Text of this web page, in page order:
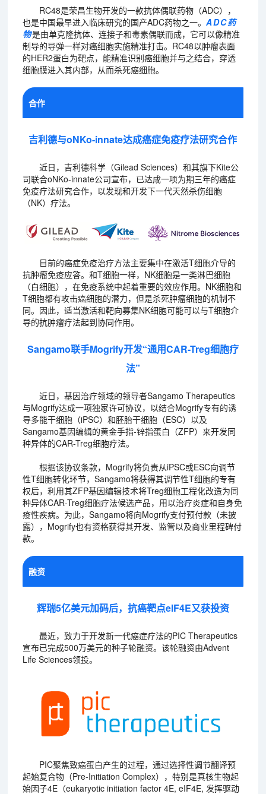
RC48是荣昌生物开发的一款抗体偶联药物（ADC），
也是中国最早进入临床研究的国产ADC药物之一。ADC药
物是由单克隆抗体、连接子和毒素偶联而成，它可以像精准
制导的导弹一样对癌细胞实施精准打击。RC48以肿瘤表面
的HER2蛋白为靶点，能精准识别癌细胞并与之结合，穿透
细胞膜进入其内部，从而杀死癌细胞。
合作
吉利德与oNKo-innate达成癌症免疫疗法研究合作
近日，吉利德科学（Gilead Sciences）和其旗下Kite公
司联合oNKo-innate公司宣布，已达成一项为期三年的癌症
免疫疗法研究合作，以发现和开发下一代天然杀伤细胞
（NK）疗法。
目前的癌症免疫治疗方法主要集中在激活T细胞介导的
抗肿瘤免疫应答。和T细胞一样，NK细胞是一类淋巴细胞
（白细胞），在免疫系统中起着重要的效应作用。NK细胞和
T细胞都有攻击癌细胞的潜力，但是杀死肿瘤细胞的机制不
同。因此，适当激活和靶向募集NK细胞可能可以与T细胞介
导的抗肿瘤疗法起到协同作用。
Sangamo联手Mogrify开发“通用CAR-Treg细胞疗
法”
近日，基因治疗领域的领导者Sangamo Therapeutics
与Mogrify达成一项独家许可协议，以结合Mogrify专有的诱
导多能干细胞（iPSC）和胚胎干细胞（ESC）以及
Sangamo基因编辑的黄金手指-锌指蛋白（ZFP）来开发同
种异体的CAR-Treg细胞疗法。
根据该协议条款，Mogrify将负责从iPSC或ESC向调节
性T细胞转化环节，Sangamo将获得其调节性T细胞的专有
权后，利用其ZFP基因编辑技术将Treg细胞工程化改造为同
种异体CAR-Treg细胞疗法候选产品，用以治疗炎症和自身免
疫性疾病。为此，Sangamo将向Mogrify支付预付款（未披
露），Mogrify也有资格获得其开发、监管以及商业里程碑付
款。
融资
辉瑞5亿美元加码后，抗癌靶点eIF4E又获投资
最近，致力于开发新一代癌症疗法的PIC Therapeutics
宣布已完成500万美元的种子轮融资。该轮融资由Advent
Life Sciences领投。
PIC聚焦致癌蛋白产生的过程，通过选择性调节翻译预
起始复合物（Pre-Initiation Complex），特别是真核生物起
始因子4E（eukaryotic initiation factor 4E, eIF4E, 发挥驱动